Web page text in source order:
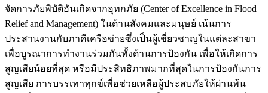
จัดการภัยพิบัติอันเกิดจากอุทกภัย (Center of Excellence in Flood
Relief and Management) ในด้านสังคมและมนุษย์ เน้นการ
ประสานงานกับภาคีเครือข่ายซึ่งเป็นผู้เชี่ยวชาญในแต่ละสาขา
เพื่อบูรณาการทำงานร่วมกันทั้งด้านการป้องกัน เพื่อให้เกิดการ
สูญเสียน้อยที่สุด หรือมีประสิทธิภาพมากที่สุดในการป้องกันการ
สูญเสีย การบรรเทาทุกข์เพื่อช่วยเหลือผู้ประสบภัยให้ผ่านพ้น